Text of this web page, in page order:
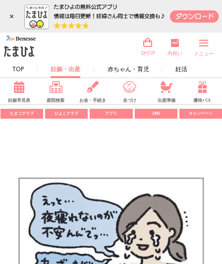
×
TOP 妊娠・出産 赤ちゃん・育児 妊活
SHOP 内祝い メニュー
妊娠早見表 産院検索 お金・手続き 名づけ 出産準備 優待パス
たまごクラブ ひよこクラブ アプリ SNS キャンペーン